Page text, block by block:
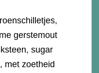
gerstemout
sugar
met zoetheid